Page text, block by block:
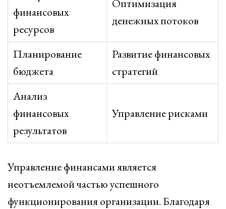
финансовых
ресурсов
Оптимизация
денежных потоков
Планирование
бюджета
Развитие финансовых
стратегий
Анализ
финансовых
результатов
Управление рисками
Управление финансами является
неотъемлемой частью успешного
функционирования организации. Благодаря